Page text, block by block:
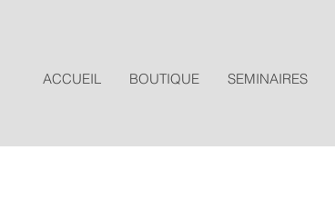
ACCUEIL BOUTIQUE SEMINAIRES